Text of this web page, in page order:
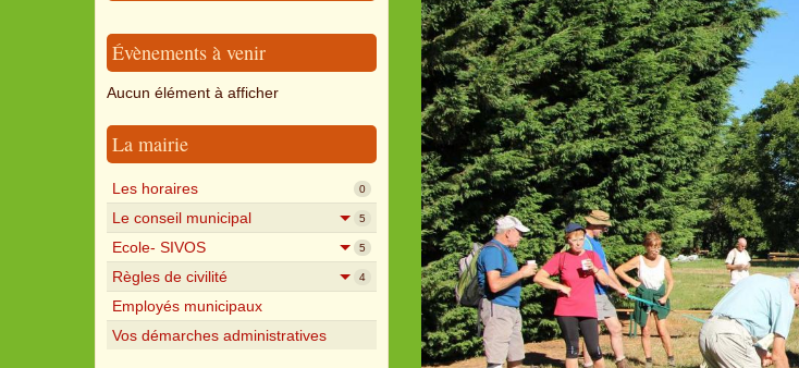
Évènements à venir
Aucun élément à afficher
La mairie
Les horaires 0
Le conseil municipal 5
Ecole- SIVOS 5
Règles de civilité 4
Employés municipaux
Vos démarches administratives